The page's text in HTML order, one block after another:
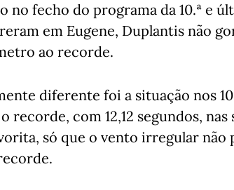
no fecho do programa da 10.ª e
em Eugene, Duplantis não
ao recorde.
diferente foi a situação nos
recorde, com 12,12 segundos,
só que o vento irregular não